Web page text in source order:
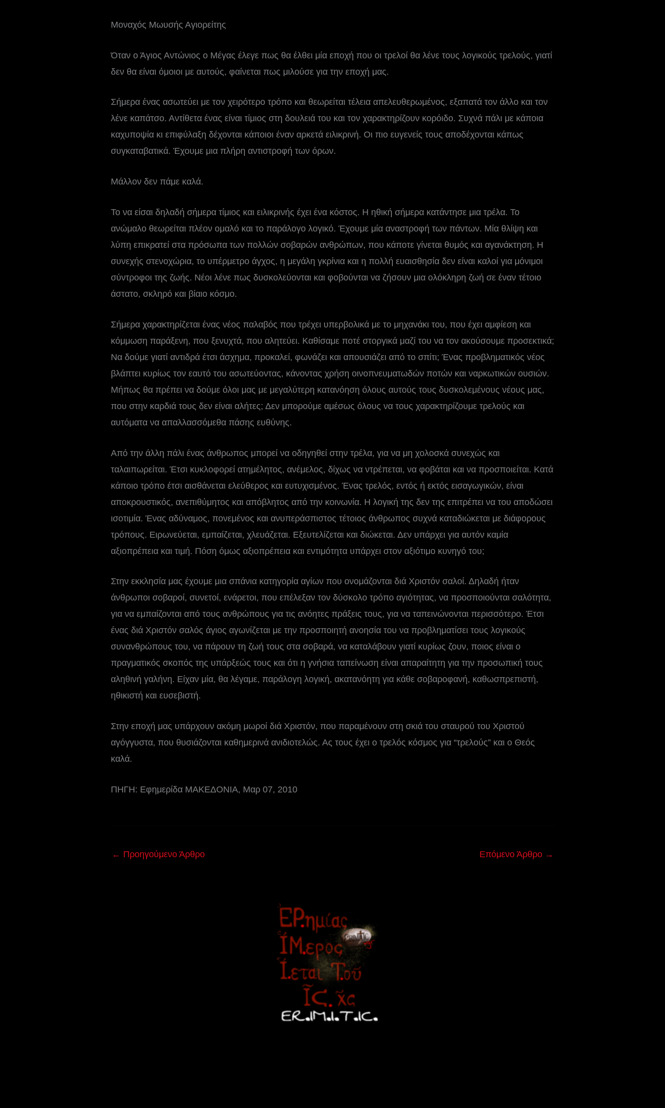
Μοναχός Μωυσής Αγιορείτης
Όταν ο Άγιος Αντώνιος ο Μέγας έλεγε πως θα έλθει μία εποχή που οι τρελοί θα λένε τους λογικούς τρελούς, γιατί
δεν θα είναι όμοιοι με αυτούς, φαίνεται πως μιλούσε για την εποχή μας.
Σήμερα ένας ασωτεύει με τον χειρότερο τρόπο και θεωρείται τέλεια απελευθερωμένος, εξαπατά τον άλλο και τον
λένε καπάτσο. Αντίθετα ένας είναι τίμιος στη δουλειά του και τον χαρακτηρίζουν κορόιδο. Συχνά πάλι με κάποια
καχυποψία κι επιφύλαξη δέχονται κάποιοι έναν αρκετά ειλικρινή. Οι πιο ευγενείς τους αποδέχονται κάπως
συγκαταβατικά. Έχουμε μια πλήρη αντιστροφή των όρων.
Μάλλον δεν πάμε καλά.
Το να είσαι δηλαδή σήμερα τίμιος και ειλικρινής έχει ένα κόστος. Η ηθική σήμερα κατάντησε μια τρέλα. Το
ανώμαλο θεωρείται πλέον ομαλό και το παράλογο λογικό. Έχουμε μία αναστροφή των πάντων. Μία θλίψη και
λύπη επικρατεί στα πρόσωπα των πολλών σοβαρών ανθρώπων, που κάποτε γίνεται θυμός και αγανάκτηση. Η
συνεχής στενοχώρια, το υπέρμετρο άγχος, η μεγάλη γκρίνια και η πολλή ευαισθησία δεν είναι καλοί για μόνιμοι
σύντροφοι της ζωής. Νέοι λένε πως δυσκολεύονται και φοβούνται να ζήσουν μια ολόκληρη ζωή σε έναν τέτοιο
άστατο, σκληρό και βίαιο κόσμο.
Σήμερα χαρακτηρίζεται ένας νέος παλαβός που τρέχει υπερβολικά με το μηχανάκι του, που έχει αμφίεση και
κόμμωση παράξενη, που ξενυχτά, που αλητεύει. Καθίσαμε ποτέ στοργικά μαζί του να τον ακούσουμε προσεκτικά;
Να δούμε γιατί αντιδρά έτσι άσχημα, προκαλεί, φωνάζει και απουσιάζει από το σπίτι; Ένας προβληματικός νέος
βλάπτει κυρίως τον εαυτό του ασωτεύοντας, κάνοντας χρήση οινοπνευματωδών ποτών και ναρκωτικών ουσιών.
Μήπως θα πρέπει να δούμε όλοι μας με μεγαλύτερη κατανόηση όλους αυτούς τους δυσκολεμένους νέους μας,
που στην καρδιά τους δεν είναι αλήτες; Δεν μπορούμε αμέσως όλους να τους χαρακτηρίζουμε τρελούς και
αυτόματα να απαλλασσόμεθα πάσης ευθύνης.
Από την άλλη πάλι ένας άνθρωπος μπορεί να οδηγηθεί στην τρέλα, για να μη χολοσκά συνεχώς και
ταλαιπωρείται. Έτσι κυκλοφορεί ατημέλητος, ανέμελος, δίχως να ντρέπεται, να φοβάται και να προσποιείται. Κατά
κάποιο τρόπο έτσι αισθάνεται ελεύθερος και ευτυχισμένος. Ένας τρελός, εντός ή εκτός εισαγωγικών, είναι
αποκρουστικός, ανεπιθύμητος και απόβλητος από την κοινωνία. Η λογική της δεν της επιτρέπει να του αποδώσει
ισοτιμία. Ένας αδύναμος, πονεμένος και ανυπεράσπιστος τέτοιος άνθρωπος συχνά καταδιώκεται με διάφορους
τρόπους. Ειρωνεύεται, εμπαίζεται, χλευάζεται. Εξευτελίζεται και διώκεται. Δεν υπάρχει για αυτόν καμία
αξιοπρέπεια και τιμή. Πόση όμως αξιοπρέπεια και εντιμότητα υπάρχει στον αξιότιμο κυνηγό του;
Στην εκκλησία μας έχουμε μια σπάνια κατηγορία αγίων που ονομάζονται διά Χριστόν σαλοί. Δηλαδή ήταν
άνθρωποι σοβαροί, συνετοί, ενάρετοι, που επέλεξαν τον δύσκολο τρόπο αγιότητας, να προσποιούνται σαλότητα,
για να εμπαίζονται από τους ανθρώπους για τις ανόητες πράξεις τους, για να ταπεινώνονται περισσότερο. Έτσι
ένας διά Χριστόν σαλός άγιος αγωνίζεται με την προσποιητή ανοησία του να προβληματίσει τους λογικούς
συνανθρώπους του, να πάρουν τη ζωή τους στα σοβαρά, να καταλάβουν γιατί κυρίως ζουν, ποιος είναι ο
πραγματικός σκοπός της υπάρξεώς τους και ότι η γνήσια ταπείνωση είναι απαραίτητη για την προσωπική τους
αληθινή γαλήνη. Είχαν μία, θα λέγαμε, παράλογη λογική, ακατανόητη για κάθε σοβαροφανή, καθωσπρεπιστή,
ηθικιστή και ευσεβιστή.
Στην εποχή μας υπάρχουν ακόμη μωροί διά Χριστόν, που παραμένουν στη σκιά του σταυρού του Χριστού
αγόγγυστα, που θυσιάζονται καθημερινά ανιδιοτελώς. Ας τους έχει ο τρελός κόσμος για “τρελούς” και ο Θεός
καλά.
ΠΗΓΗ: Εφημερίδα ΜΑΚΕΔΟΝΙΑ, Μαρ 07, 2010
← Προηγούμενο Άρθρο Επόμενο Άρθρο →